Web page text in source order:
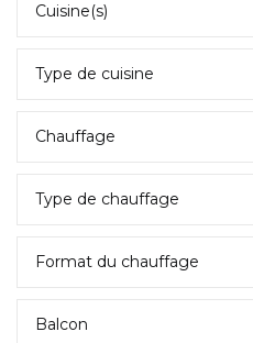
Cuisine(s)
Type de cuisine
Chauffage
Type de chauffage
Format du chauffage
Balcon